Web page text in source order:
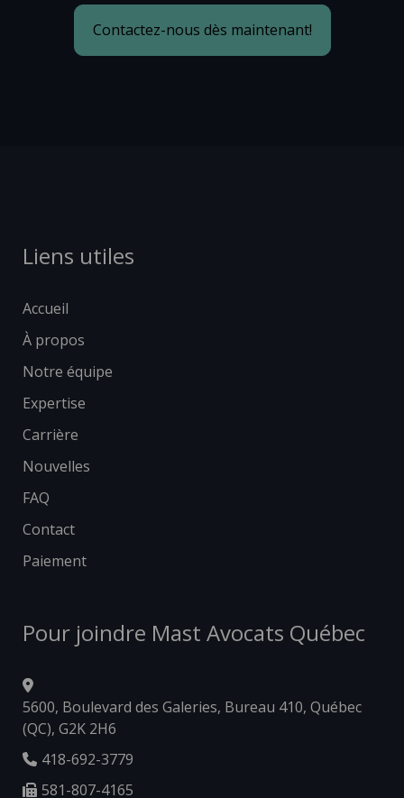
Contactez-nous dès maintenant!
Liens utiles
Accueil
À propos
Notre équipe
Expertise
Carrière
Nouvelles
FAQ
Contact
Paiement
Pour joindre Mast Avocats Québec
5600, Boulevard des Galeries, Bureau 410, Québec
(QC), G2K 2H6
418-692-3779
581-807-4165